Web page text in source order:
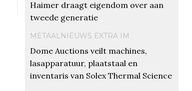
Haimer draagt eigendom over aan
tweede generatie
METAALNIEUWS EXTRA IM
Dome Auctions veilt machines,
lasapparatuur, plaatstaal en
inventaris van Solex Thermal Science